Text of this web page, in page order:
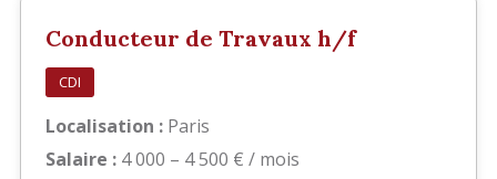
Conducteur de Travaux h/f
CDI
Localisation : Paris
Salaire : 4 000 – 4 500 € / mois